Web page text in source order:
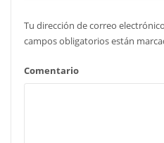
Tu dirección de correo
campos obligatorios están
Comentario